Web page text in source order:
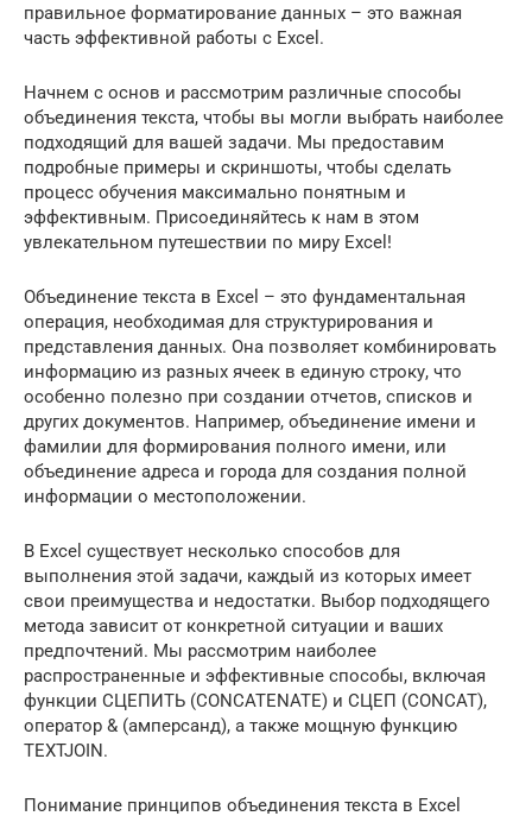
правильное форматирование данных – это важная
часть эффективной работы с Excel.
Начнем с основ и рассмотрим различные способы
объединения текста, чтобы вы могли выбрать наиболее
подходящий для вашей задачи. Мы предоставим
подробные примеры и скриншоты, чтобы сделать
процесс обучения максимально понятным и
эффективным. Присоединяйтесь к нам в этом
увлекательном путешествии по миру Excel!
Объединение текста в Excel – это фундаментальная
операция, необходимая для структурирования и
представления данных. Она позволяет комбинировать
информацию из разных ячеек в единую строку, что
особенно полезно при создании отчетов, списков и
других документов. Например, объединение имени и
фамилии для формирования полного имени, или
объединение адреса и города для создания полной
информации о местоположении.
В Excel существует несколько способов для
выполнения этой задачи, каждый из которых имеет
свои преимущества и недостатки. Выбор подходящего
метода зависит от конкретной ситуации и ваших
предпочтений. Мы рассмотрим наиболее
распространенные и эффективные способы, включая
функции СЦЕПИТЬ (CONCATENATE) и СЦЕП (CONCAT),
оператор & (амперсанд), а также мощную функцию
TEXTJOIN.
Понимание принципов объединения текста в Excel